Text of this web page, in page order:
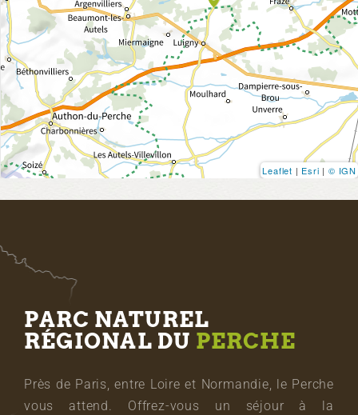
Leaflet | Esri | © IGN
PARC NATUREL
RÉGIONAL DU PERCHE
Près de Paris, entre Loire et Normandie, le Perche
vous attend. Offrez-vous un séjour à la